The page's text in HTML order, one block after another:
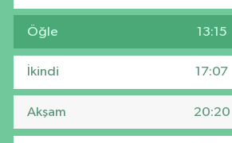
Öğle 13:15
İkindi 17:07
Akşam 20:20